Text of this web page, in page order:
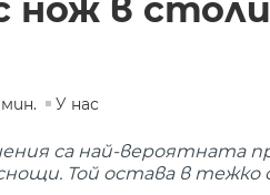
нож в
У нас
са най-вероятната
Той остава в